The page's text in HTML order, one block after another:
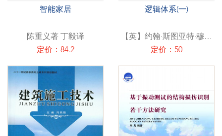
智能家居
陈重义著 丁毅译
定价：84.2
逻辑体系(一)
【英】约翰·斯图亚特·穆勒
著 郭武军 杨航 译
定价：50